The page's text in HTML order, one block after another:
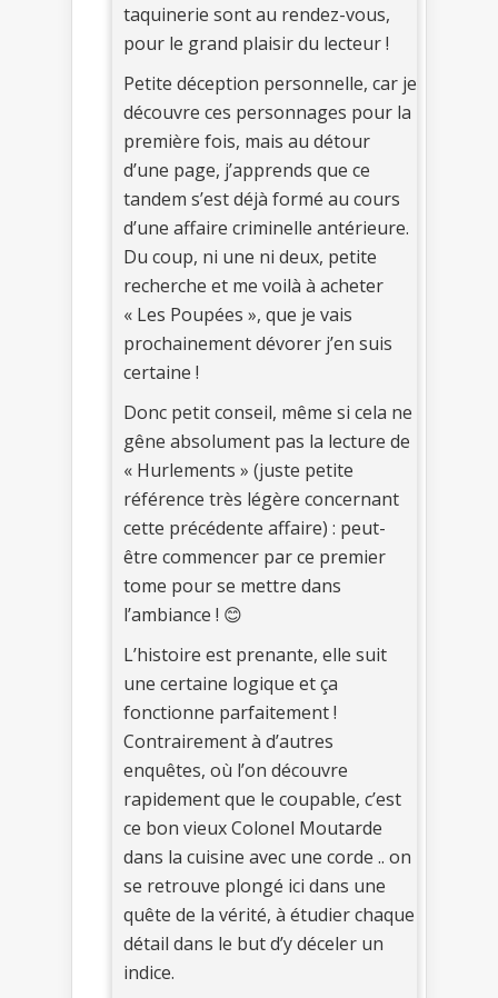
taquinerie sont au rendez-vous,
pour le grand plaisir du lecteur !
Petite déception personnelle, car je
découvre ces personnages pour la
première fois, mais au détour
d’une page, j’apprends que ce
tandem s’est déjà formé au cours
d’une affaire criminelle antérieure.
Du coup, ni une ni deux, petite
recherche et me voilà à acheter
« Les Poupées », que je vais
prochainement dévorer j’en suis
certaine !
Donc petit conseil, même si cela ne
gêne absolument pas la lecture de
« Hurlements » (juste petite
référence très légère concernant
cette précédente affaire) : peut-
être commencer par ce premier
tome pour se mettre dans
l’ambiance ! 😊
L’histoire est prenante, elle suit
une certaine logique et ça
fonctionne parfaitement !
Contrairement à d’autres
enquêtes, où l’on découvre
rapidement que le coupable, c’est
ce bon vieux Colonel Moutarde
dans la cuisine avec une corde .. on
se retrouve plongé ici dans une
quête de la vérité, à étudier chaque
détail dans le but d’y déceler un
indice.